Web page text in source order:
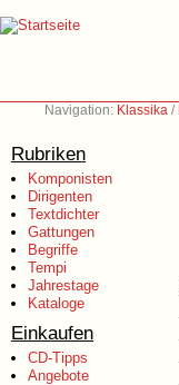
Navigation: Klassika /
Rubriken
Komponisten
Dirigenten
Textdichter
Gattungen
Begriffe
Tempi
Jahrestage
Kataloge
Einkaufen
CD-Tipps
Angebote